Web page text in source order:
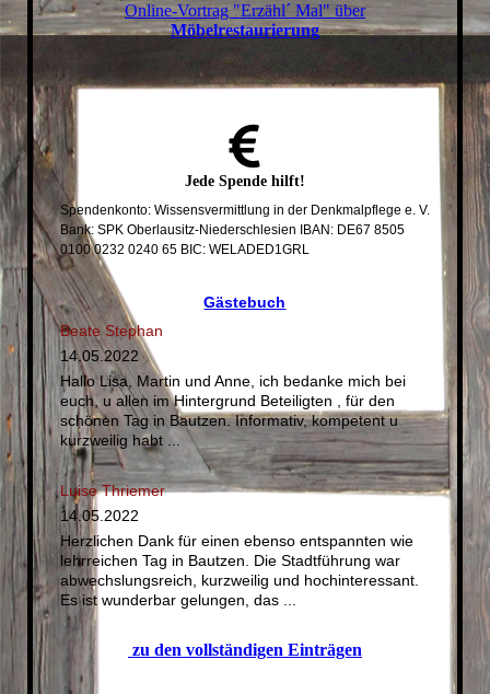
Online-Vortrag "Erzähl´ Mal" über
Möbelrestaurierung
Jede Spendehilft!
Spendenkonto: Wissensvermittlung in der Denkmalpflege e. V.
Bank: SPK Oberlausitz-Niederschlesien IBAN: DE67 8505
0100 0232 0240 65 BIC: WELADED1GRL
Gästebuch
Beate Stephan
14.05.2022
Hallo Lisa, Martin und Anne, ich bedanke mich bei
euch, u allen im Hintergrund Beteiligten , für den
schönen Tag in Bautzen. Informativ, kompetent u
kurzweilig habt ...
Luise Thriemer
14.05.2022
Herzlichen Dank für einen ebenso entspannten wie
lehrreichen Tag in Bautzen. Die Stadtführung war
abwechslungsreich, kurzweilig und hochinteressant.
Es ist wunderbar gelungen, das ...
zu den vollständigen Einträgen